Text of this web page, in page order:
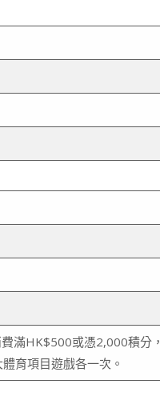
滿HK$500或憑2,000積分，
育項目遊戲各一次。